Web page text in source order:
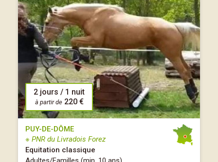
2 jours / 1 nuit
à partir de 220 €
PUY-DE-DÔME
※ PNR du Livradois Forez
Equitation classique